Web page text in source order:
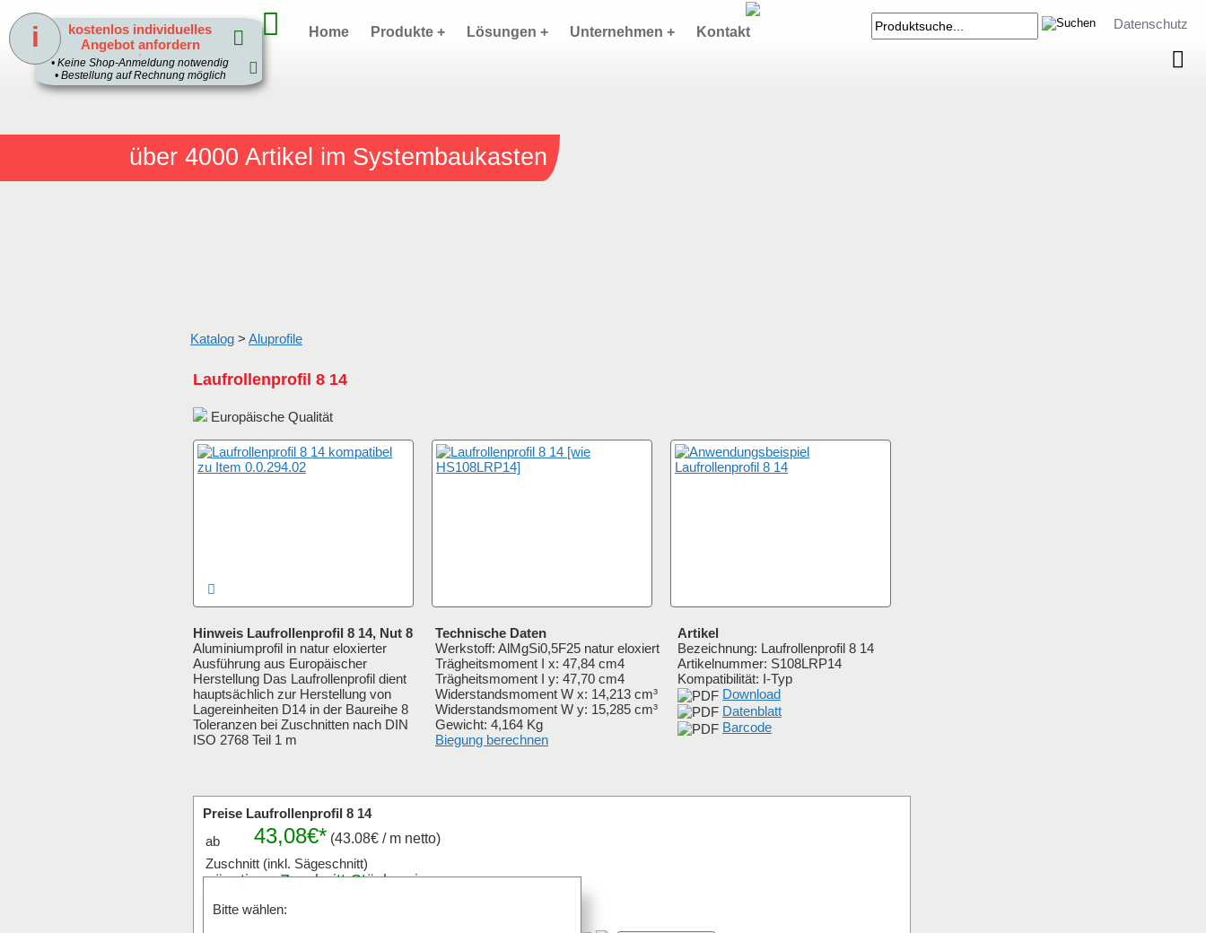
über 4000 Artikel im Systembaukasten
Datenschutz
Home Produkte + Lösungen + Unternehmen + Kontakt
Katalog > Aluprofile
Laufrollenprofil 8 14
Europäische Qualität
Hinweis Laufrollenprofil 8 14, Nut 8
Aluminiumprofil in natur eloxierter
Ausführung aus Europäischer
Herstellung Das Laufrollenprofil dient
hauptsächlich zur Herstellung von
Lagereinheiten D14 in der Baureihe 8
Toleranzen bei Zuschnitten nach DIN
ISO 2768 Teil 1 m
Technische Daten
Werkstoff: AlMgSi0,5F25 natur eloxiert
Trägheitsmoment I x: 47,84 cm4
Trägheitsmoment I y: 47,70 cm4
Widerstandsmoment W x: 14,213 cm³
Widerstandsmoment W y: 15,285 cm³
Gewicht: 4,164 Kg
Biegung berechnen
Artikel
Bezeichnung: Laufrollenprofil 8 14
Artikelnummer: S108LRP14
Kompatibilität: I-Typ
Download
Datenblatt
Barcode
Preise Laufrollenprofil 8 14
Bitte wählen:
ab 43,08€* (43.08€ / m netto)
Zuschnitt (inkl. Sägeschnitt)
günstigenZuschnitt-Stückpreis
kostenlos individuelles
Angebot anfordern
1
• Keine Shop-Anmeldung notwendig
• Bestellung auf Rechnung möglich
i